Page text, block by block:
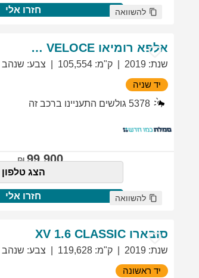
חזרו אלי להשוואה
אלפא רומיאו VELOCE
שנת:
2019 ק"מ:
105,554 צבע: שנהב
יד שניה
5378 גולשים התעניינו ברכב זה
99,900
הצג טלפון
חזרו אלי להשוואה
סובארו XV 1.6 CLASSIC
שנת:
2019 ק"מ:
119,628 צבע: שנהב
יד ראשונה